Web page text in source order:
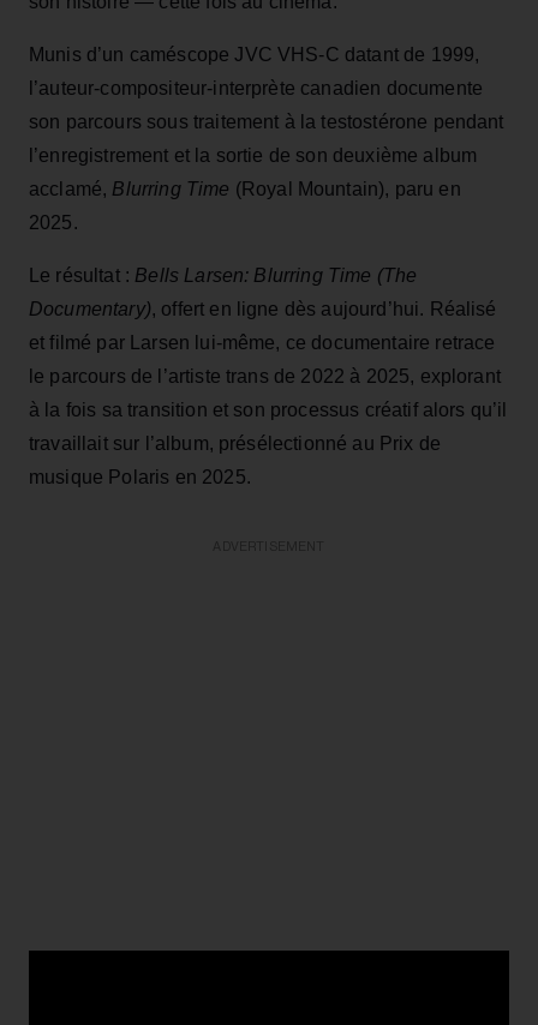
Munis d’un caméscope JVC VHS-C datant de 1999,
l’auteur-compositeur-interprète canadien documente
son parcours sous traitement à la testostérone pendant
l’enregistrement et la sortie de son deuxième album
acclamé, Blurring Time (Royal Mountain), paru en
2025.
Le résultat : Bells Larsen: Blurring Time (The
Documentary), offert en ligne dès aujourd’hui. Réalisé
et filmé par Larsen lui-même, ce documentaire retrace
le parcours de l’artiste trans de 2022 à 2025, explorant
à la fois sa transition et son processus créatif alors qu’il
travaillait sur l’album, présélectionné au Prix de
musique Polaris en 2025.